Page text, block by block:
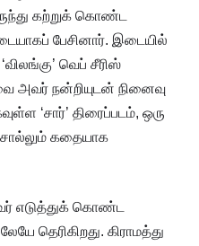
கற்றுக் கொண்ட
பேசினார். இடையில்
வெப் சீரிஸ்
அவர் நன்றியுடன் நினைவு
‘சார்’ திரைப்படம், ஒரு
கதையாக
எடுத்துக் கொண்ட
தெரிகிறது. கிராமத்து